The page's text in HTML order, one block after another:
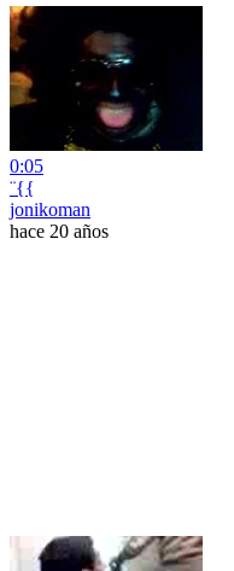
0:05
¨{{
jonikoman
hace 20 años